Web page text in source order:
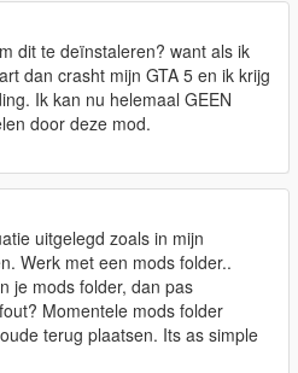
dit te deïnstaleren? want als ik
dan crasht mijn GTA 5 en ik krijg
Ik kan nu helemaal GEEN
door deze mod.
uitgelegd zoals in mijn
Werk met een mods folder..
je mods folder, dan pas
Momentele mods folder
terug plaatsen. Its as simple